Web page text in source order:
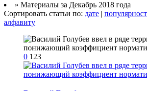
» Материалы за Декабрь 2018 года
Сортировать статьи по: дате |
алфавиту
0 123